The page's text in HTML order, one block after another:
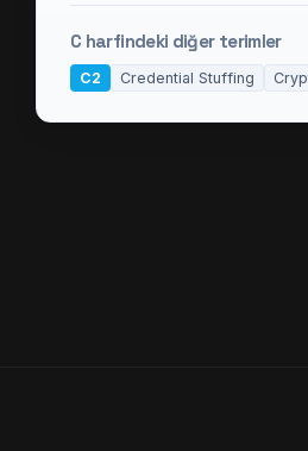
C harfindeki diğer terimler
C2 Credential Stuffing